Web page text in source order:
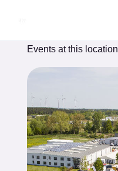
springen
Events at this location